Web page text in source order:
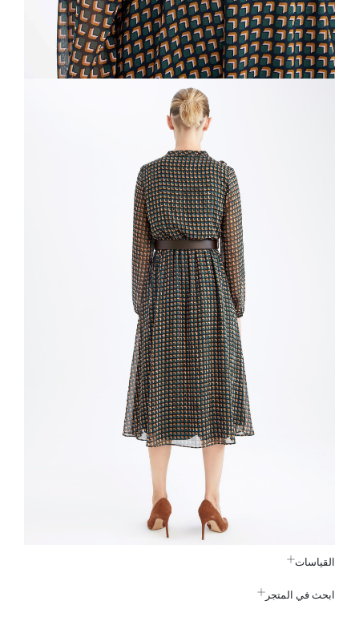
القياسات
ابحث في المتجر